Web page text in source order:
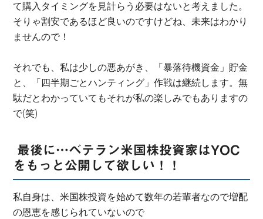
て購入タイミングを見計らう必要はないと考えました。
そりゃ割安であるほど良いのですけどね、未来はわかり
ませんので！
それでも、私は少しの悪あがき、「暴落待機資金」貯金
と、「四半期ごとハンティング」作戦は継続します。無
駄だとわかっていてもそれが私の楽しみでもありますの
で(笑)
最後に…ベテラン米国株投資家はYOC
をもっと公開して欲しい！！
私自身は、米国株投資を始めて数年の若輩者なので増配
の恩恵を感じられていないので